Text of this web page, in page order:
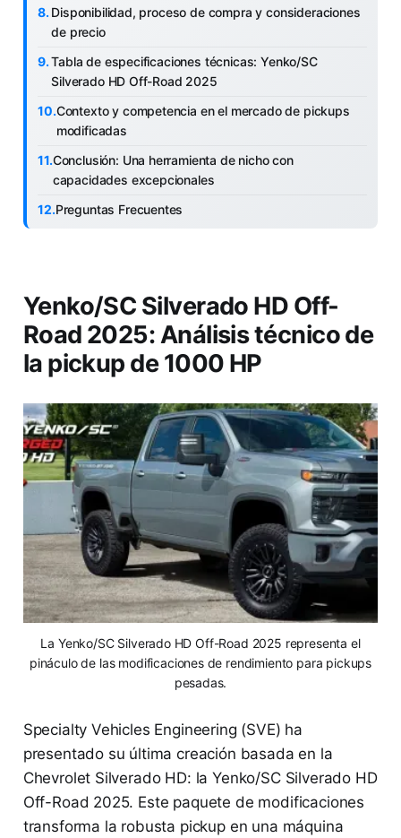
Disponibilidad, proceso de compra y consideraciones
de precio
Tabla de especificaciones técnicas: Yenko/SC
Silverado HD Off-Road 2025
Contexto y competencia en el mercado de pickups
modificadas
Conclusión: Una herramienta de nicho con
capacidades excepcionales
Preguntas Frecuentes
Yenko/SC Silverado HD Off-
Road 2025: Análisis técnico de
la pickup de 1000 HP
La Yenko/SC Silverado HD Off-Road 2025 representa el
pináculo de las modificaciones de rendimiento para pickups
pesadas.
Specialty Vehicles Engineering (SVE) ha
presentado su última creación basada en la
Chevrolet Silverado HD: la Yenko/SC Silverado HD
Off-Road 2025. Este paquete de modificaciones
transforma la robusta pickup en una máquina